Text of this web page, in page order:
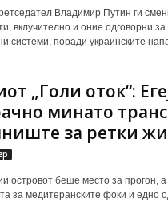
Владимир Путин ги
вклучително и оние одговорни за
системи, поради украинските
„Голи оток“:
минато
за ретки
островот беше место за прогон, а
за медитеранските фоки и едно